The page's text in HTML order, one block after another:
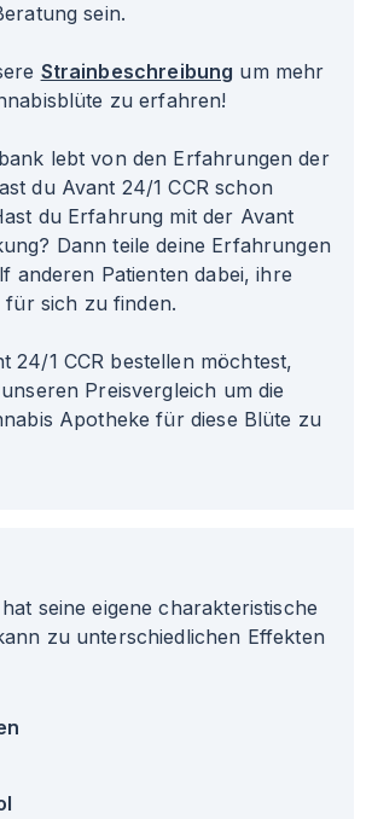
sein.
Strainbeschreibung um mehr
zu erfahren!
lebt von den Erfahrungen der
du Avant 24/1 CCR schon
du Erfahrung mit der Avant
Dann teile deine Erfahrungen
anderen Patienten dabei, ihre
sich zu finden.
24/1 CCR bestellen möchtest,
Preisvergleich um die
Apotheke für diese Blüte zu
seine eigene charakteristische
zu unterschiedlichen Effekten